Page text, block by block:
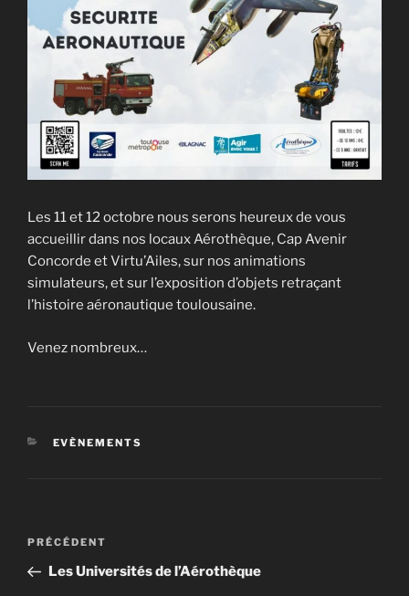
Les 11 et 12 octobre nous serons heureux de vous
accueillir dans nos locaux Aérothèque, Cap Avenir
Concorde et Virtu’Ailes, sur nos animations
simulateurs, et sur l’exposition d’objets retraçant
l’histoire aéronautique toulousaine.
Venez nombreux…
CATÉGORIES
EVÈNEMENTS
Navigation
l’article
Article
précédent
PRÉCÉDENT
Les Universités de l’Aérothèque